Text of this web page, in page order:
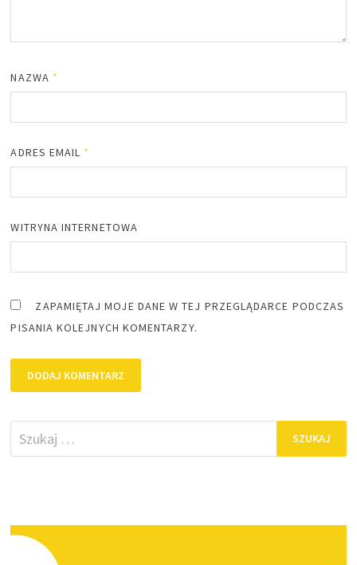
NAZWA *
ADRES EMAIL *
WITRYNA INTERNETOWA
ZAPAMIĘTAJ MOJE DANE W TEJ PRZEGLĄDARCE PODCZAS
PISANIA KOLEJNYCH KOMENTARZY.
Szukaj: